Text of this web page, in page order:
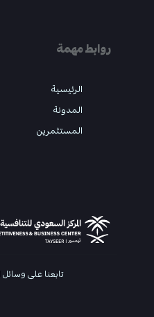
روابط مهمة
الرئيسية
المدونة
المستثمرين
تابعنا على